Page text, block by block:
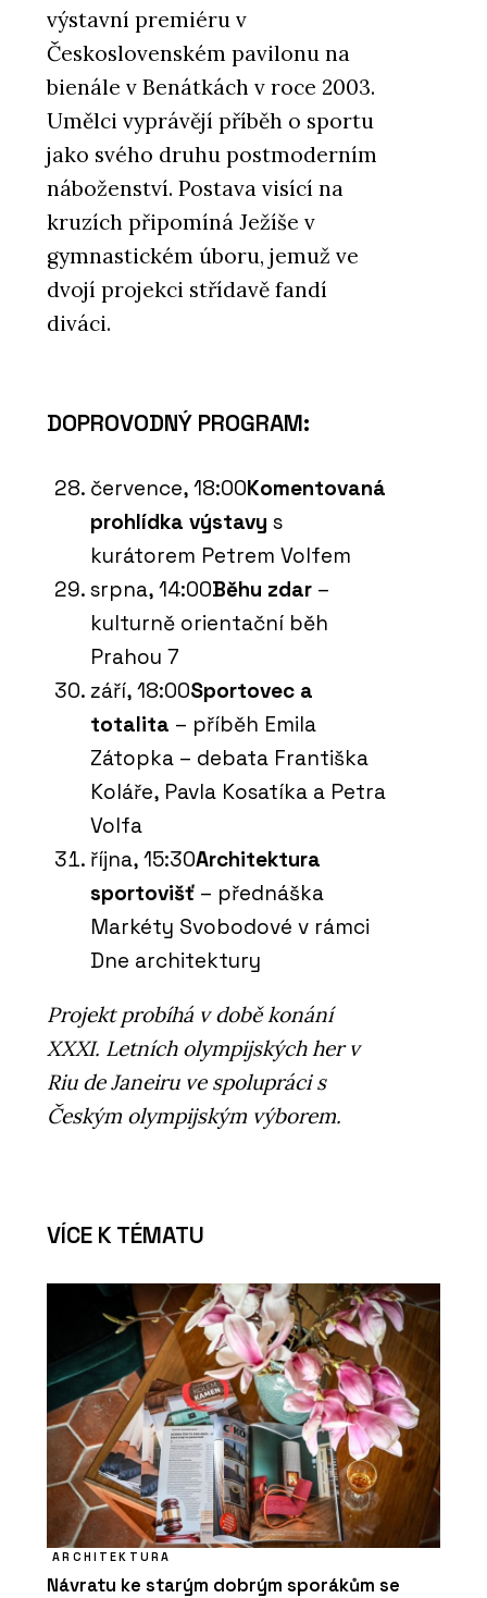
výstavní premiéru v
Československém pavilonu na
bienále v Benátkách v roce 2003.
Umělci vyprávějí příběh o sportu
jako svého druhu postmoderním
náboženství. Postava visící na
kruzích připomíná Ježíše v
gymnastickém úboru, jemuž ve
dvojí projekci střídavě fandí
diváci.
DOPROVODNÝ PROGRAM:
července, 18:00Komentovaná
prohlídka výstavy s
kurátorem Petrem Volfem
srpna, 14:00Běhu zdar –
kulturně orientační běh
Prahou 7
září, 18:00Sportovec a
totalita – příběh Emila
Zátopka – debata Františka
Koláře, Pavla Kosatíka a Petra
Volfa
října, 15:30Architektura
sportovišť – přednáška
Markéty Svobodové v rámci
Dne architektury
Projekt probíhá v době konání
XXXI. Letních olympijských her v
Riu de Janeiru ve spolupráci s
Českým olympijským výborem.
VÍCE K TÉMATU
ARCHITEKTURA
Návratu ke starým dobrým sporákům se